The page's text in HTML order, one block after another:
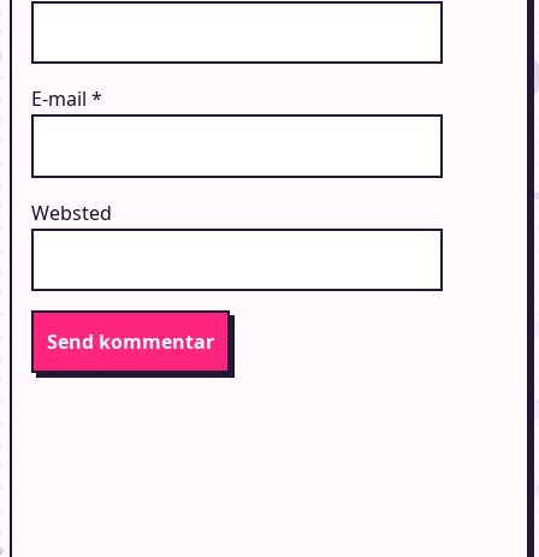
E-mail *
Websted